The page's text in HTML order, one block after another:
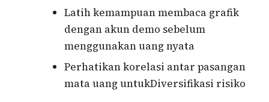
Latih kemampuan membaca grafik
dengan akun demo sebelum
menggunakan uang nyata
Perhatikan korelasi antar pasangan
mata uang untukDiversifikasi risiko